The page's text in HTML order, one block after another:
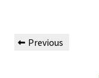
Previous